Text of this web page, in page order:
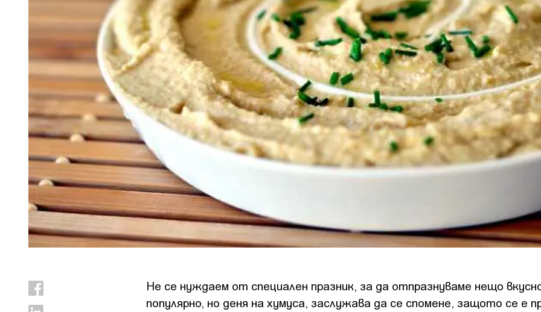
Не се нуждаем от специален празник, за да отпразнуваме нещо
популярно, но деня на хумуса, заслужава да се спомене, защото се е